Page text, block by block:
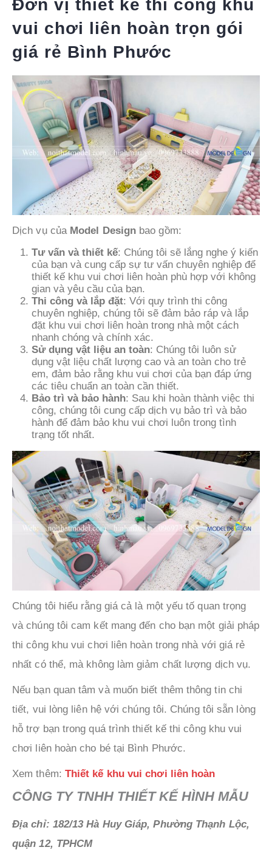
Đơn vị thiết kế thi công khu
vui chơi liên hoàn trọn gói
giá rẻ Bình Phước
Dịch vụ của Model Design bao gồm:
Tư vấn và thiết kế: Chúng tôi sẽ lắng nghe ý kiến
​​của bạn và cung cấp sự tư vấn chuyên nghiệp để
thiết kế khu vui chơi liên hoàn phù hợp với không
gian và yêu cầu của bạn.
Thi công và lắp đặt: Với quy trình thi công
chuyên nghiệp, chúng tôi sẽ đảm bảo ráp và lắp
đặt khu vui chơi liên hoàn trong nhà một cách
nhanh chóng và chính xác.
Sử dụng vật liệu an toàn: Chúng tôi luôn sử
dụng vật liệu chất lượng cao và an toàn cho trẻ
em, đảm bảo rằng khu vui chơi của bạn đáp ứng
các tiêu chuẩn an toàn cần thiết.
Bảo trì và bảo hành: Sau khi hoàn thành việc thi
công, chúng tôi cung cấp dịch vụ bảo trì và bảo
hành để đảm bảo khu vui chơi luôn trong tình
trạng tốt nhất.
Chúng tôi hiểu rằng giá cả là một yếu tố quan trọng
và chúng tôi cam kết mang đến cho bạn một giải pháp
thi công khu vui chơi liên hoàn trong nhà với giá rẻ
nhất có thể, mà không làm giảm chất lượng dịch vụ.
Nếu bạn quan tâm và muốn biết thêm thông tin chi
tiết, vui lòng liên hệ với chúng tôi. Chúng tôi sẵn lòng
hỗ trợ bạn trong quá trình thiết kế thi công khu vui
chơi liên hoàn cho bé tại Bình Phước.
Xem thêm: Thiết kế khu vui chơi liên hoàn
CÔNG TY TNHH THIẾT KẾ HÌNH MẪU
Địa chỉ: 182/13 Hà Huy Giáp, Phường Thạnh Lộc,
quận 12, TPHCM